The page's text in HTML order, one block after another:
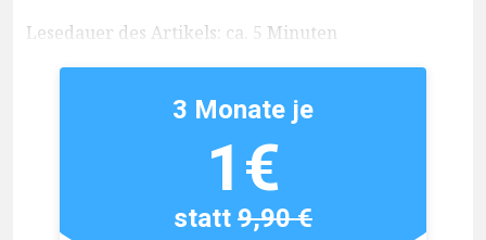
Lesedauer des Artikels: ca. 5 Minuten
3 Monate je
1€
statt9,90 €